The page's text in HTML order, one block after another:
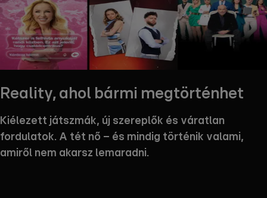
Reality, ahol bármi megtörténhet
Kiélezett játszmák, új szereplők és váratlan
fordulatok. A tét nő – és mindig történik valami,
amiről nem akarsz lemaradni.